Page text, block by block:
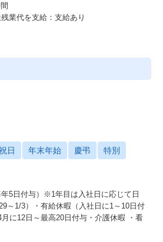
業代を支給：支給あり
日 年末年始 慶弔 特別
年5日付与）※1年目は入社日に応じて日
～1/3）・有給休暇（入社日に1～10日付
に12日～最高20日付与・介護休暇 ・看